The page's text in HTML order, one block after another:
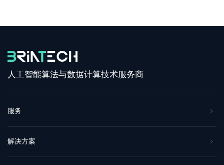
人工智能算法与数据计算技术服务商
服务
解决方案